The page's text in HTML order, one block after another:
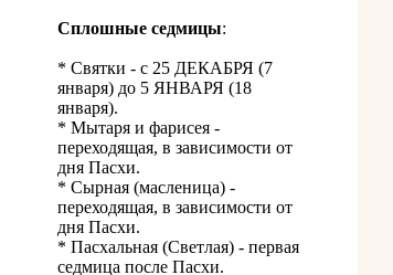
Сплошные седмицы:
* Святки - с 25 ДЕКАБРЯ (7
января) до 5 ЯНВАРЯ (18
января).
* Мытаря и фарисея -
переходящая, в зависимости от
дня Пасхи.
* Сырная (масленица) -
переходящая, в зависимости от
дня Пасхи.
* Пасхальная (Светлая) - первая
седмица после Пасхи.